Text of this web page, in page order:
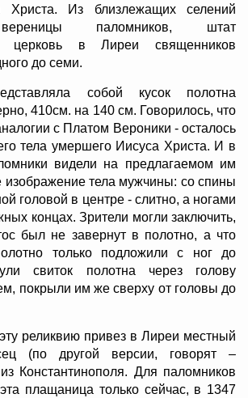
Христа. Из близлежащих селений
паломников, штат
церковь в Лиреи священников
до семи.
собой кусок полотна
410см. на 140 см. Говорилось, что
с Платом Вероники - осталось
тела умершего Иисуса Христа. И в
видели на предлагаемом им
изображение тела мужчины: со спины
головой в центре - слитно, а ногами
концах. Зрители могли заключить,
был не завернут в полотно, а что
только подложили с ног до
свиток полотна через голову
покрыли им же сверху от головы до
реликвию привез в Лиреи местный
(по другой версии, говорят –
Константинополя. Для паломников
плащаница только сейчас, в 1347